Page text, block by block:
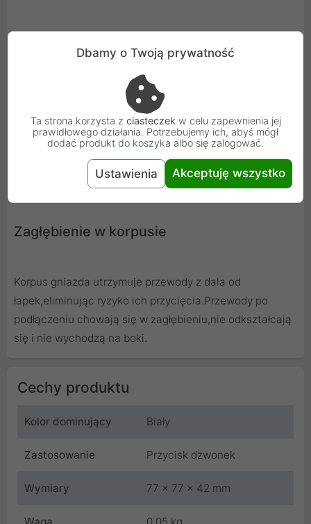
Masywny i elastyczny mostek
Mostek o grubości aż 4 mm wykonany z wysokie jakości
tworzywa. Ściśle przylega do ściany,
wygięty wraca do kształtu pierwotnego, chroni przed
Zagłębienie w korpusie
Korpus gniazda utrzymuje przewody z dala od
łapek,eliminując ryzyko ich przycięcia.Przewody po
podłączeniu chowają się w zagłębieniu,nie odkształcają
się i nie wychodzą na boki.
Cechy produktu
Kolor dominujący Biały
Zastosowanie Przycisk dzwonek
Wymiary 77 x 77 x 42 mm
Waga 0.05 kg
Dbamy o Twoją prywatność
Ta strona korzysta z ciasteczek w celu zapewnienia jej
prawidłowego działania. Potrzebujemy ich, abyś mógł
dodać produkt do koszyka albo się zalogować.
Ustawienia Akceptuję wszystko